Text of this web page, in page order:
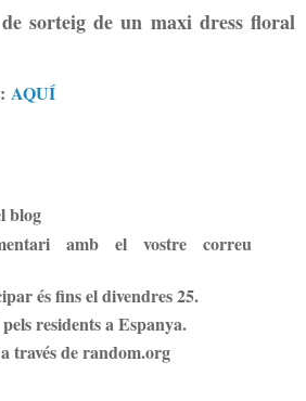
sorteig de un maxi dress floral
AQUÍ
blog
amb el vostre correu
és fins el divendres 25.
residents a Espanya.
través de random.org